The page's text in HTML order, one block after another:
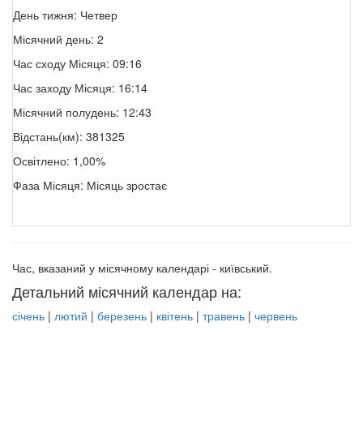
День тижня: Четвер
Місячний день: 2
Час сходу Місяця: 09:16
Час заходу Місяця: 16:14
Місячний полудень: 12:43
Відстань(км): 381325
Освітлено: 1,00%
Фаза Місяця: Місяць зростає
Час, вказаний у місячному календарі - київський.
Детальний місячний календар на:
січень | лютий | березень | квітень | травень | червень